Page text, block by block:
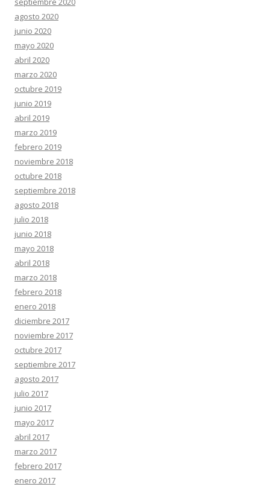
agosto 2020
junio 2020
mayo 2020
abril 2020
marzo 2020
octubre 2019
junio 2019
abril 2019
marzo 2019
febrero 2019
noviembre 2018
octubre 2018
septiembre 2018
agosto 2018
julio 2018
junio 2018
mayo 2018
abril 2018
marzo 2018
febrero 2018
enero 2018
diciembre 2017
noviembre 2017
octubre 2017
septiembre 2017
agosto 2017
julio 2017
junio 2017
mayo 2017
abril 2017
marzo 2017
febrero 2017
enero 2017